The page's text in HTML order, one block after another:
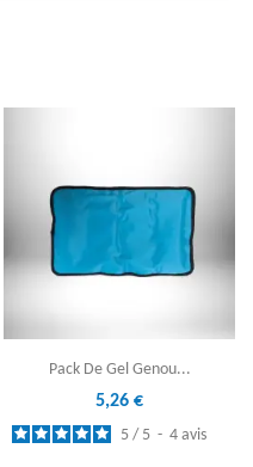
Pack De Gel Genou...
5,26 €
5 / 5 - 4 avis